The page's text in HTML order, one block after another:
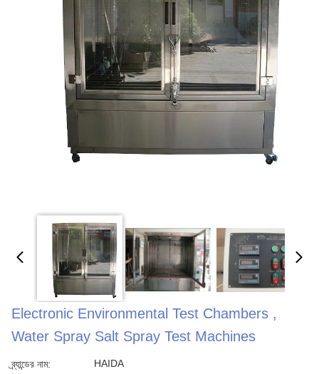
Electronic Environmental Test Chambers ,
Water Spray Salt Spray Test Machines
ব্র্যান্ডের নাম: HAIDA